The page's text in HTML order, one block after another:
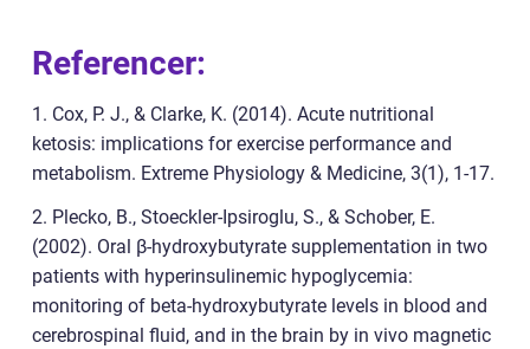
Referencer:
1. Cox, P. J., & Clarke, K. (2014). Acute nutritional
ketosis: implications for exercise performance and
metabolism. Extreme Physiology & Medicine, 3(1), 1-17.
2. Plecko, B., Stoeckler-Ipsiroglu, S., & Schober, E.
(2002). Oral β-hydroxybutyrate supplementation in two
patients with hyperinsulinemic hypoglycemia:
monitoring of beta-hydroxybutyrate levels in blood and
cerebrospinal fluid, and in the brain by in vivo magnetic